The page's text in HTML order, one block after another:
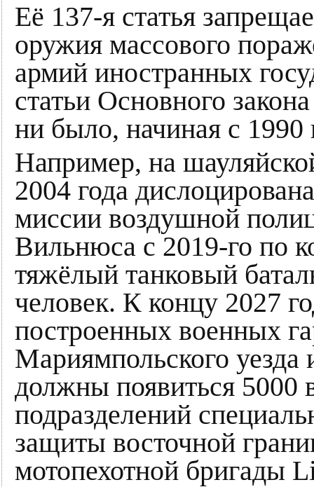
Её 137-я статья
оружия массового
армий иностранных
статьи Основного
ни было, начиная с 1990
Например, на
2004 года
миссии воздушной
Вильнюса с 2019-го по
тяжёлый танковый
человек. К концу 2027
построенных военных
Мариямпольского
должны появиться 5000
подразделений
защиты восточной
мотопехотной бригады